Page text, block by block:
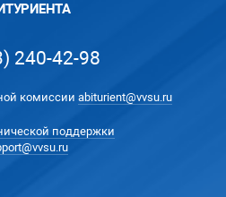
240-42-98
комиссии abiturient@vvsu.ru
поддержки